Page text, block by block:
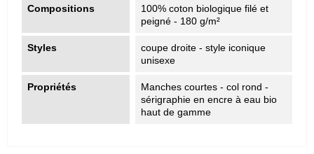
Compositions
100% coton biologique filé et
peigné - 180 g/m²
Styles
coupe droite - style iconique
unisexe
Propriétés
Manches courtes - col rond -
sérigraphie en encre à eau bio
haut de gamme